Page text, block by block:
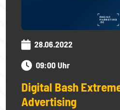
28.06.2022
09:00 Uhr
Digital Bash
Advertising